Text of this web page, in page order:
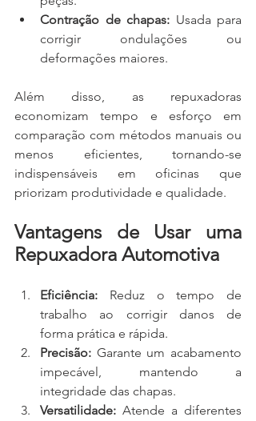
Contração de chapas: Usada para
corrigir ondulações ou
deformações maiores.
Além disso, as repuxadoras
economizam tempo e esforço em
comparação com métodos manuais ou
menos eficientes, tornando-se
indispensáveis em oficinas que
priorizam produtividade e qualidade.
Vantagens de Usar uma
Repuxadora Automotiva
Eficiência: Reduz o tempo de
trabalho ao corrigir danos de
forma prática e rápida.
Precisão: Garante um acabamento
impecável, mantendo a
integridade das chapas.
Versatilidade: Atende a diferentes